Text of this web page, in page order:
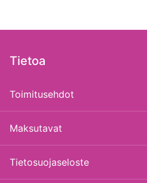
Tietoa
Toimitusehdot
Maksutavat
Tietosuojaseloste